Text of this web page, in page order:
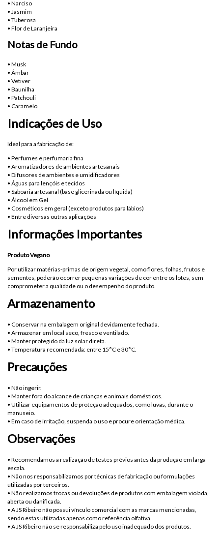
• Narciso
• Jasmim
• Tuberosa
• Flor de Laranjeira
Notas de Fundo
• Musk
• Âmbar
• Vetiver
• Baunilha
• Patchouli
• Caramelo
Indicações de Uso
Ideal para a fabricação de:
• Perfumes e perfumaria fina
• Aromatizadores de ambientes artesanais
• Difusores de ambientes e umidificadores
• Águas para lençóis e tecidos
• Saboaria artesanal (base glicerinada ou líquida)
• Álcool em Gel
• Cosméticos em geral (exceto produtos para lábios)
• Entre diversas outras aplicações
Informações Importantes
Produto Vegano
Por utilizar matérias-primas de origem vegetal, como flores, folhas, frutos e
sementes, poderão ocorrer pequenas variações de cor entre os lotes, sem
comprometer a qualidade ou o desempenho do produto.
Armazenamento
• Conservar na embalagem original devidamente fechada.
• Armazenar em local seco, fresco e ventilado.
• Manter protegido da luz solar direta.
• Temperatura recomendada: entre 15°C e 30°C.
Precauções
• Não ingerir.
• Manter fora do alcance de crianças e animais domésticos.
• Utilizar equipamentos de proteção adequados, como luvas, durante o
manuseio.
• Em caso de irritação, suspenda o uso e procure orientação médica.
Observações
• Recomendamos a realização de testes prévios antes da produção em larga
escala.
• Não nos responsabilizamos por técnicas de fabricação ou formulações
utilizadas por terceiros.
• Não realizamos trocas ou devoluções de produtos com embalagem violada,
aberta ou danificada.
• A JS Ribeiro não possui vínculo comercial com as marcas mencionadas,
sendo estas utilizadas apenas como referência olfativa.
• A JS Ribeiro não se responsabiliza pelo uso inadequado dos produtos.